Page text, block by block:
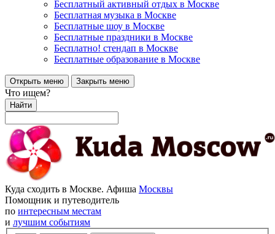
Бесплатный активный отдых в Москве
Бесплатная музыка в Москве
Бесплатные шоу в Москве
Бесплатные праздники в Москве
Бесплатно! стендап в Москве
Бесплатные образование в Москве
Открыть меню Закрыть меню
Что ищем?
Найти
Куда сходить в Москве. Афиша Москвы
Помощник и путеводитель
по интересным местам
и лучшим событиям